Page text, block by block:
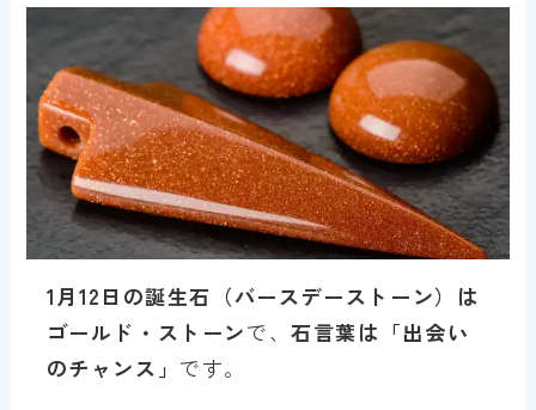
1月12日の誕生石（バースデーストーン）は
ゴールド・ストーンで、石言葉は「出会い
のチャンス」 です。